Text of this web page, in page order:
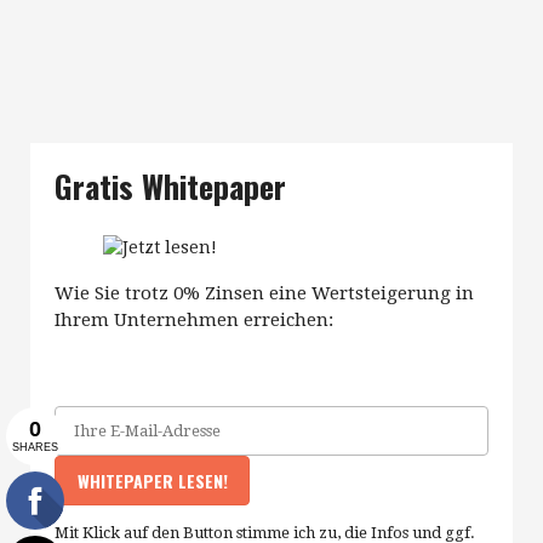
Gratis Whitepaper
Wie Sie trotz 0% Zinsen eine Wertsteigerung in
Ihrem Unternehmen erreichen:
Mit Klick auf den Button stimme ich zu, die Infos und ggf.